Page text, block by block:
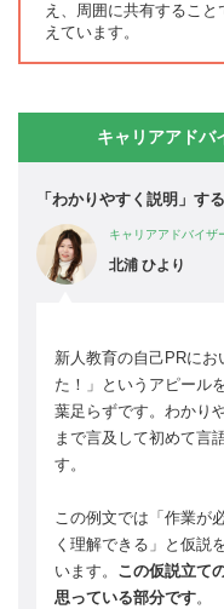
え、周囲に共有するこ
えています。
キャリアアドバ
「わかりやすく説明」す
キャリアアドバイザ
北浦 ひより
新人教育の自己PRに
た！」というアピール
葉足らずです。わかり
まで言及して初めて言
す。
この例文では「作業が
く理解できる」と仮説
います。 この仮説立て
思っている部分です。